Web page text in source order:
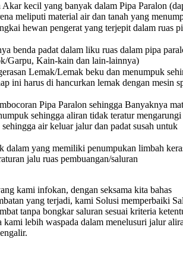
kecil yang banyak dalam Pipa Paralon
meliputi material air dan tanah yang
hewan pengerat yang terjepit dalam ruas
benda padat dalam liku ruas dalam pipa
Garpu, Kain-kain dan lain-lainnya)
Lemak/Lemak beku dan menumpuk
ini harus di hancurkan lemak dengan mesin
Pipa Paralon sehingga Banyaknya
sehingga aliran tidak teratur mengarungi
sehingga air keluar jalur dan padat susah untuk
dalam yang memiliki penumpukan limbah
jalu ruas pembuangan/saluran
kami infokan, dengan seksama kita bahas
yang terjadi, kami Solusi memperbaiki
tanpa bongkar saluran sesuai kriteria
kami lebih waspada dalam menelusuri jalur